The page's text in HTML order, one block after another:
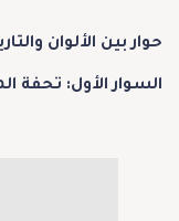
حوار بين الألوان
السوار الأول: تحفة